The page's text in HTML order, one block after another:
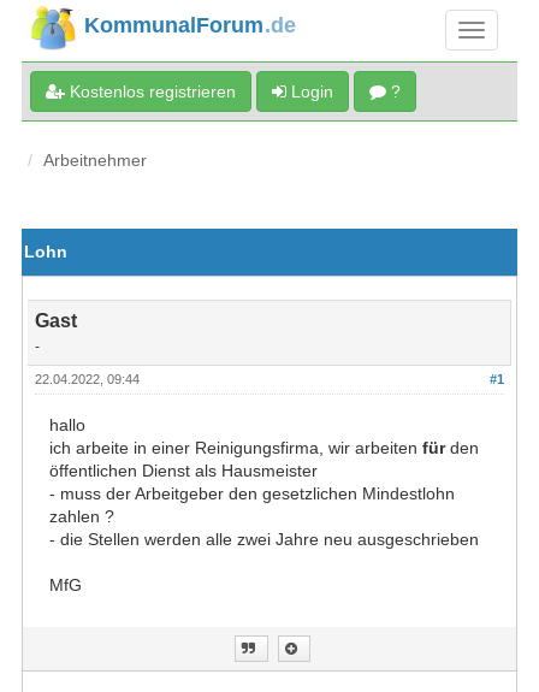
KommunalForum.de
Kostenlos registrieren Login ?
Arbeitnehmer
Lohn
Gast
-
#1
22.04.2022, 09:44
hallo
ich arbeite in einer Reinigungsfirma, wir arbeiten fürden
öffentlichen Dienst als Hausmeister
- muss der Arbeitgeber den gesetzlichen Mindestlohn
zahlen ?
- die Stellen werden alle zwei Jahre neu ausgeschrieben
MfG